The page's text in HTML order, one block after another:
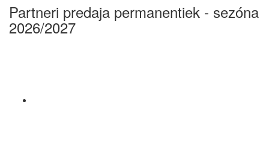
Partneri predaja permanentiek - sezóna
2026/2027